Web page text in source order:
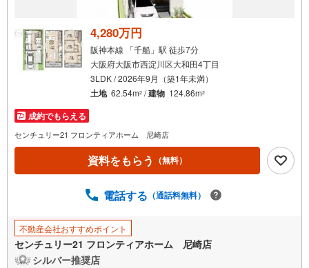
4,280万円
阪神本線 「千船」駅 徒歩7分
大阪府大阪市西淀川区大和田4丁目
3LDK / 2026年9月（築1年未満）
土地 62.54m2 /建物 124.86m2
成約でもらえる
センチュリー21 フロンティアホーム 尼崎店
資料をもらう （無料）
電話する （通話料無料）
不動産会社おすすめポイント
センチュリー21 フロンティアホーム 尼崎店
シルバー推奨店